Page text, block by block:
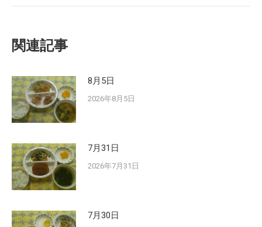
関連記事
8月5日
2026年8月5日
7月31日
2026年7月31日
7月30日